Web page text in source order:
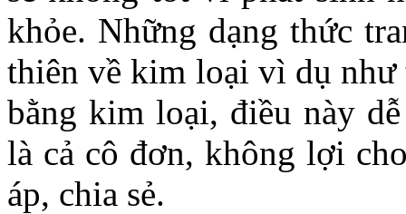
khỏe. Những dạng thức
thiên về kim loại vì dụ
bằng kim loại, điều này
là cả cô đơn, không lợi
áp, chia sẻ.